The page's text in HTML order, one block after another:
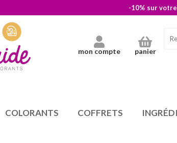
-10% sur votre
mon compte panier
COLORANTS COFFRETS